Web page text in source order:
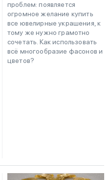
проблем: появляется
огромное желание купить
все ювелирные украшения, к
тому же нужно грамотно
сочетать. Как использовать
всё многообразие фасонов и
цветов?